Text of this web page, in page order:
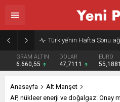
Gazze’nin geleceği:
GRAM ALTIN
6.660,55
DOLAR
47,7111
EURO
55,1881
Anasayfa
Alt Manşet
AP, nükleer enerji ve doğalgaz: Onay